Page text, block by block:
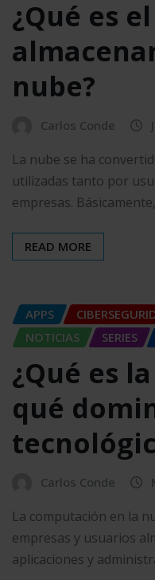
¿Qué es el
nube?
Carlos Conde
La nube se ha
utilizadas tanto por
empresas.
READ MORE
APPS
NOTICIAS
SERIES
¿Qué es
qué
Carlos Conde
La computación en la
empresas y usuarios
aplicaciones y